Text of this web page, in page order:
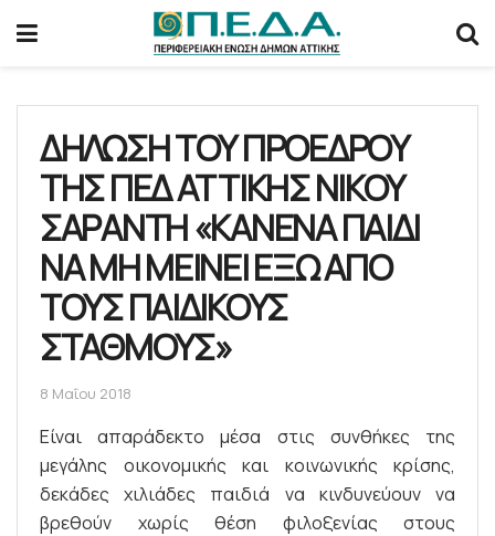
ΔΗΛΩΣΗ ΤΟΥ ΠΡΟΕΔΡΟΥ
ΤΗΣ ΠΕΔ ΑΤΤΙΚΗΣ ΝΙΚΟΥ
ΣΑΡΑΝΤΗ «ΚΑΝΕΝΑ ΠΑΙΔΙ
ΝΑ ΜΗ ΜΕΙΝΕΙ ΕΞΩ ΑΠΟ
ΤΟΥΣ ΠΑΙΔΙΚΟΥΣ
ΣΤΑΘΜΟΥΣ»
8 Μαΐου 2018
Είναι απαράδεκτο μέσα στις συνθήκες της
μεγάλης οικονομικής και κοινωνικής κρίσης,
δεκάδες χιλιάδες παιδιά να κινδυνεύουν να
βρεθούν χωρίς θέση φιλοξενίας στους